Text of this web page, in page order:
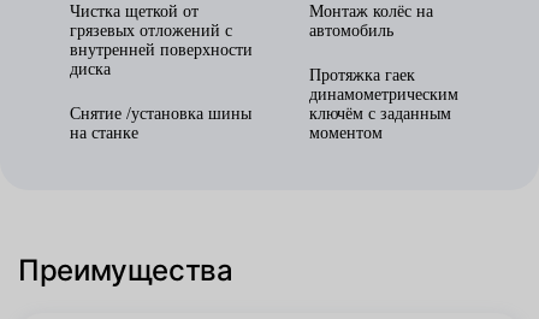
Чистка щеткой от
грязевых отложений с
внутренней поверхности
диска
Снятие /установка шины
на станке
Монтаж колёс на
автомобиль
Протяжка гаек
динамометрическим
ключём с заданным
моментом
Преимущества